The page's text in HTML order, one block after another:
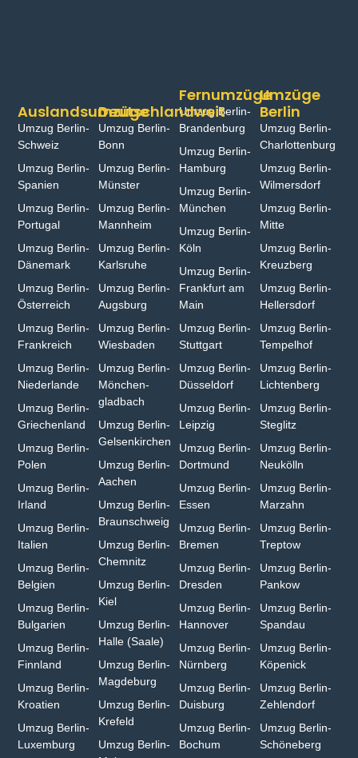
Umzüge
Berlin
Umzug Berlin-
Charlottenburg
Umzug Berlin-
Wilmersdorf
Umzug Berlin-
Mitte
Umzug Berlin-
Kreuzberg
Umzug Berlin-
Hellersdorf
Umzug Berlin-
Tempelhof
Umzug Berlin-
Lichtenberg
Umzug Berlin-
Steglitz
Umzug Berlin-
Neukölln
Umzug Berlin-
Marzahn
Umzug Berlin-
Treptow
Umzug Berlin-
Pankow
Umzug Berlin-
Spandau
Umzug Berlin-
Köpenick
Umzug Berlin-
Zehlendorf
Umzug Berlin-
Schöneberg
Fernumzüge
Umzug Berlin-
Brandenburg
Umzug Berlin-
Hamburg⁠
Umzug Berlin-
München
Umzug Berlin-
Köln
Umzug Berlin-
Frankfurt am
Main
Umzug Berlin-
Stuttgart
Umzug Berlin-
Düsseldorf
Umzug Berlin-
Leipzig
Umzug Berlin-
Dortmund
Umzug Berlin-
Essen
Umzug Berlin-
Bremen
Umzug Berlin-
Dresden
Umzug Berlin-
Hannover
Umzug Berlin-
Nürnberg
Umzug Berlin-
Duisburg⁠
Umzug Berlin-
Bochum
Deutschlandweit
Umzug Berlin-
Bonn⁠
Umzug Berlin-
Münster⁠
Umzug Berlin-
Mannheim
Umzug Berlin-
Karlsruhe
Umzug Berlin-
Augsburg
Umzug Berlin-
Wiesbaden⁠
Umzug Berlin-
Mönchen­
gladbach⁠
Umzug Berlin-
Gelsenkirchen⁠
Umzug Berlin-
Aachen⁠
Umzug Berlin-
Braunschweig
Umzug Berlin-
Chemnitz⁠
Umzug Berlin-
Kiel
Umzug Berlin-
Halle (Saale)⁠
Umzug Berlin-
Magdeburg
Umzug Berlin-
Krefeld⁠
Umzug Berlin-
Auslandsumzüge
Umzug Berlin-
Schweiz
Umzug Berlin-
Spanien
Umzug Berlin-
Portugal
Umzug Berlin-
Dänemark
Umzug Berlin-
Österreich
Umzug Berlin-
Frankreich
Umzug Berlin-
Niederlande
Umzug Berlin-
Griechenland
Umzug Berlin-
Polen
Umzug Berlin-
Irland
Umzug Berlin-
Italien
Umzug Berlin-
Belgien
Umzug Berlin-
Bulgarien⁠
Umzug Berlin-
Finnland
Umzug Berlin-
Kroatien
Umzug Berlin-
Luxemburg